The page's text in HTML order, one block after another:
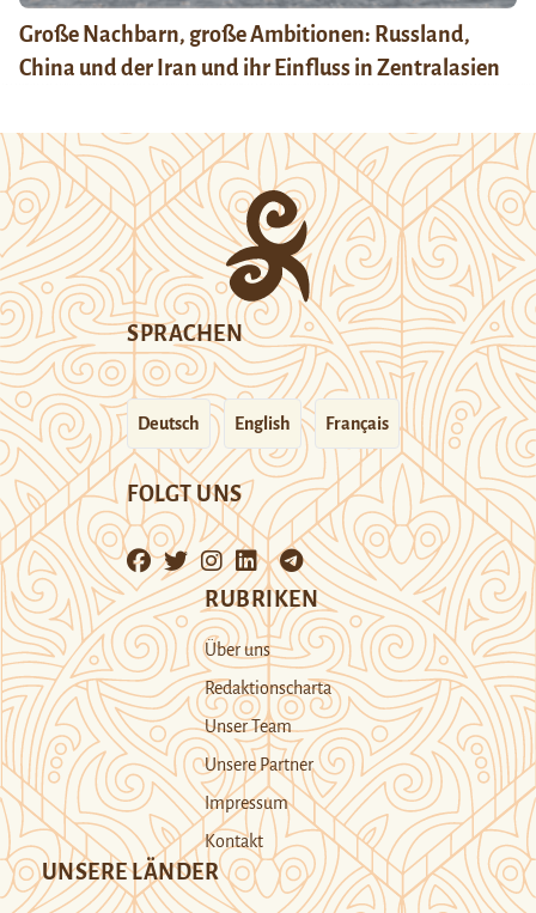
Große Nachbarn, große Ambitionen: Russland,
China und der Iran und ihr Einfluss in Zentralasien
SPRACHEN
Deutsch English Français
FOLGT UNS
RUBRIKEN
Über uns
Redaktionscharta
Unser Team
Unsere Partner
Impressum
Kontakt
UNSERE LÄNDER